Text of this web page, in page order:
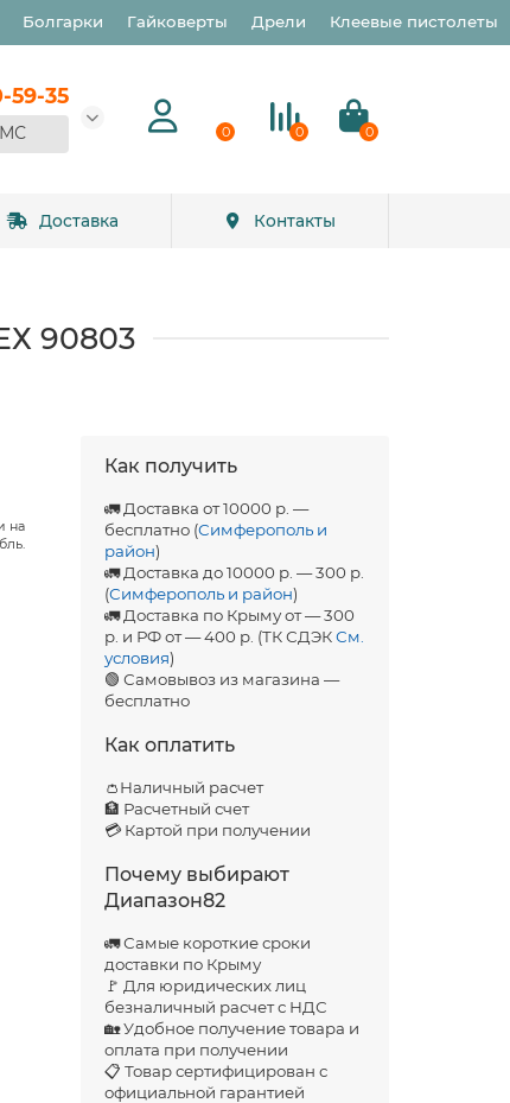
Болгарки Гайковерты Дрели Клеевые пистолеты
59-35
0 0 0
Доставка Контакты
90803
на
Как получить
🚛 Доставка от 10000 р. —
бесплатно (Симферополь и
район)
🚛 Доставка до 10000 р. — 300 р.
(Симферополь и район)
🚛 Доставка по Крыму от — 300
р. и РФ от — 400 р. (ТК СДЭКСм.
условия)
🟢 Самовывоз из магазина —
бесплатно
Как оплатить
👛Наличный расчет
🏦 Расчетный счет
💳 Картой при получении
Почему выбирают
Диапазон82
🚛 Самые короткие сроки
доставки по Крыму
🚩 Для юридических лиц
безналичный расчет с НДС
🏡 Удобное получение товара и
оплата при получении
📋 Товар сертифицирован с
официальной гарантией